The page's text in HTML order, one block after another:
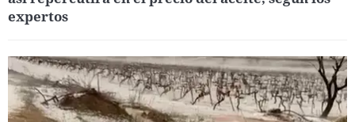
expertos